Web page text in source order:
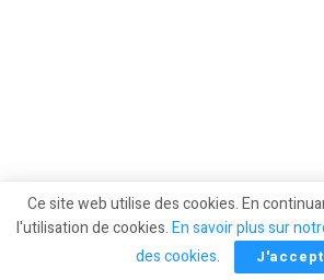
Ce site web utilise des cookies. En
l'utilisation de cookies.En savoir plus sur
des cookies.